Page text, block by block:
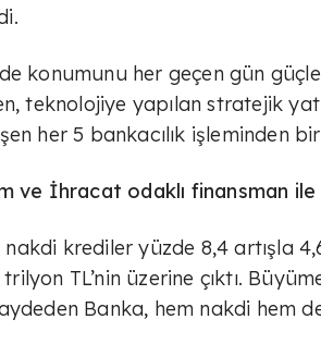
konumunu her geçen gün
teknolojiye yapılan stratejik
her 5 bankacılık işleminden
ve İhracat odaklı finansman
nakdi krediler yüzde 8,4 artışla
TL’nin üzerine çıktı.
Banka, hem nakdi hem